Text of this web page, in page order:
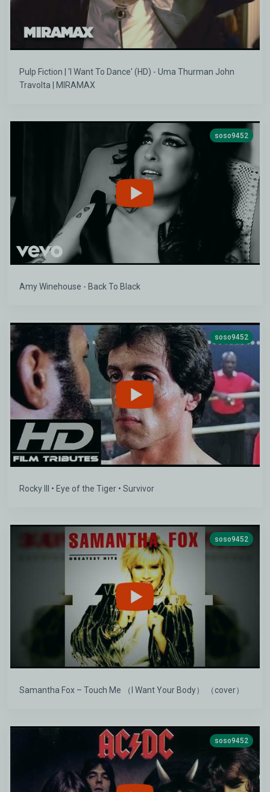
Pulp Fiction | 'I Want To Dance' (HD) - Uma Thurman John
Travolta | MIRAMAX
soso9452
Amy Winehouse - Back To Black
soso9452
Rocky III • Eye of the Tiger • Survivor
soso9452
Samantha Fox – Touch Me （I Want Your Body） （cover）
soso9452